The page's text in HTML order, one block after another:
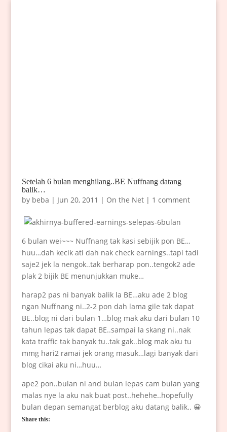
Setelah 6 bulan menghilang..BE Nuffnang datang
balik…
by beba | Jun 20, 2011 | On the Net| 1 comment
6 bulan wei~~~ Nuffnang tak kasi sebijik pon BE…
huu…dah kecik ati dah nak check earnings..tapi tadi
saje2 jek la nengok..tak berharap pon..tengok2 ade
plak 2 bijik BE menunjukkan muke…
harap2 pas ni banyak balik la BE…aku ade 2 blog
ngan Nuffnang ni..2-2 pon dah lama gile tak dapat
BE..blog ni dari bulan 1…blog mak aku dari bulan 10
tahun lepas tak dapat BE..sampai la skang ni..nak
kata traffic tak banyak tu..tak gak..blog mak aku tu
mmg hari2 ramai jek orang masuk…lagi banyak dari
blog cikai aku ni…huu…
ape2 pon..bulan ni and bulan lepas cam bulan yang
malas nye la aku nak buat post..hehehe..hopefully
bulan depan semangat berblog aku datang balik.. 😀
Share this: